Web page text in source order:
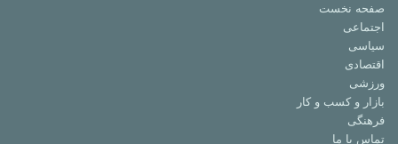
صفحه نخست
اجتماعی
سیاسی
اقتصادی
ورزشی
بازار و کسب و کار
فرهنگی
تماس با ما